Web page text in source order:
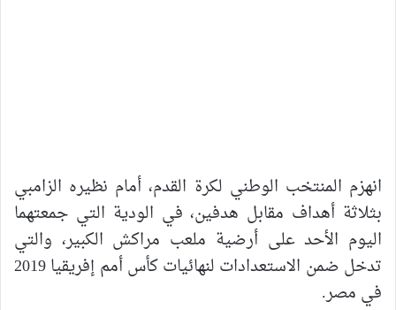
انهزم المنتخب الوطني لكرة القدم، أمام نظيره الزامبي
بثلاثة أهداف مقابل هدفين، في الودية التي جمعتهما
اليوم الأحد على أرضية ملعب مراكش الكبير، والتي
تدخل ضمن الاستعدادات لنهائيات كأس أمم إفريقيا 2019
في مصر.